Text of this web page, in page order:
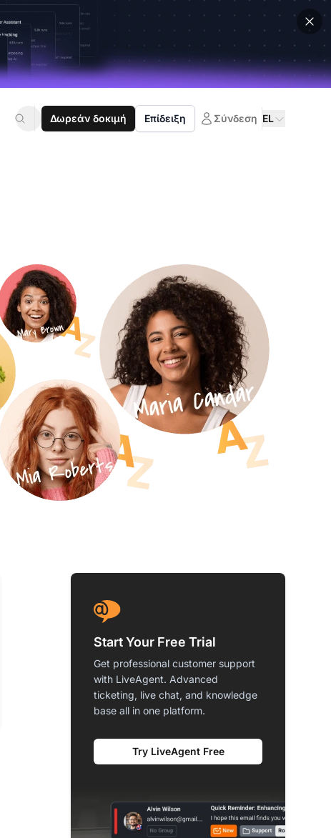
Δωρεάν δοκιμή Επίδειξη Σύνδεση EL
Start Your Free Trial
Get professional customer support
with LiveAgent. Advanced
ticketing, live chat, and knowledge
base all in one platform.
Try LiveAgent Free